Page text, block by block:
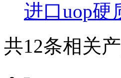
进口uop硬
共12条相关